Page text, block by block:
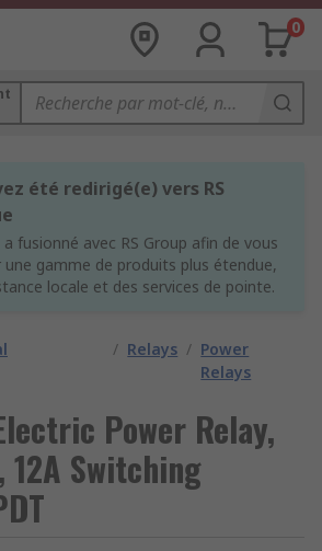
0
été redirigé(e) vers RS
fusionné avec RS Group afin de vous
une gamme de produits plus étendue,
locale et des services de pointe.
/ Relays / Power
Relays
Power Relay,
12A Switching